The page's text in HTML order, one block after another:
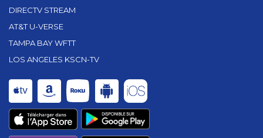
DIRECTV STREAM
AT&T U-VERSE
TAMPA BAY WFTT
LOS ANGELES KSCN-TV